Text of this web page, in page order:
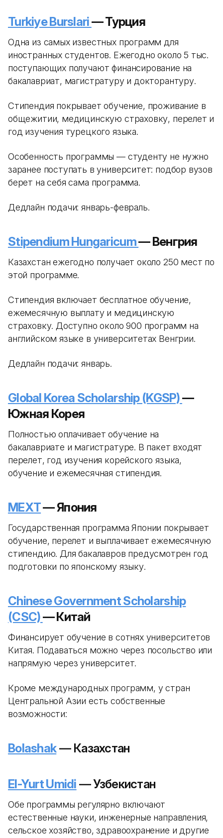
Turkiye Burslari— Турция
Одна из самых известных программ для
иностранных студентов. Ежегодно около 5 тыс.
поступающих получают финансирование на
бакалавриат, магистратуру и докторантуру.
Стипендия покрывает обучение, проживание в
общежитии, медицинскую страховку, перелет и
год изучения турецкого языка.
Особенность программы — студенту не нужно
заранее поступать в университет: подбор вузов
берет на себя сама программа.
Дедлайн подачи: январь-февраль.
Stipendium Hungaricum— Венгрия
Казахстан ежегодно получает около 250 мест по
этой программе.
Стипендия включает бесплатное обучение,
ежемесячную выплату и медицинскую
страховку. Доступно около 900 программ на
английском языке в университетах Венгрии.
Дедлайн подачи: январь.
Global Korea Scholarship (KGSP)—
Южная Корея
Полностью оплачивает обучение на
бакалавриате и магистратуре. В пакет входят
перелет, год изучения корейского языка,
обучение и ежемесячная стипендия.
MEXT— Япония
Государственная программа Японии покрывает
обучение, перелет и выплачивает ежемесячную
стипендию. Для бакалавров предусмотрен год
подготовки по японскому языку.
Chinese Government Scholarship
(CSC)— Китай
Финансирует обучение в сотнях университетов
Китая. Подаваться можно через посольство или
напрямую через университет.
Кроме международных программ, у стран
Центральной Азии есть собственные
возможности:
Bolashak— Казахстан
El-Yurt Umidi — Узбекистан
Обе программы регулярно включают
естественные науки, инженерные направления,
сельское хозяйство, здравоохранение и другие